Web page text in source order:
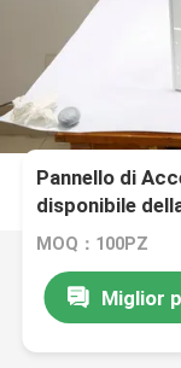
Pannello di
disponibile
struttura di
MOQ：100PZ
Miglior